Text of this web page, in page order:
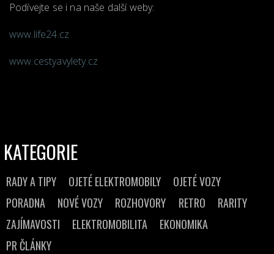
Podívejte se i na naše další weby:
www.life24.cz
www.cestyavylety.cz
KATEGORIE
RADY A TIPY OJETÉ ELEKTROMOBILY
OJETÉ VOZY
PORADNA
NOVÉ VOZY ROZHOVORY RETRO
RARITY
ZAJÍMAVOSTI
ELEKTROMOBILITA
EKONOMIKA
PR ČLÁNKY